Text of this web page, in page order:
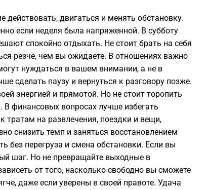
двигаться и менять обстановку.
если неделя была напряженной. В субботу
спокойно отдыхать. Не стоит брать на себя
резче, чем вы ожидаете. В отношениях важно
нуждаться в вашем внимании, а не в
сделать паузу и вернуться к разговору позже.
энергией и прямотой. Но не стоит торопить
В финансовых вопросах лучше избегать
тратам на развлечения, поездки и вещи,
снизить темп и заняться восстановлением
без перегруза и смена обстановки. Если вы
шаг. Но не превращайте выходные в
от того, насколько свободно вы сможете
даже если уверены в своей правоте. Удача